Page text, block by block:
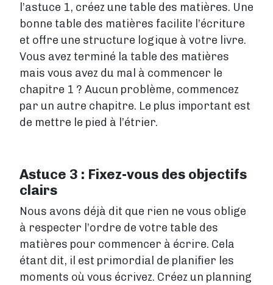
l’astuce 1, créez une table des matières. Une
bonne table des matières facilite l’écriture
et offre une structure logique à votre livre.
Vous avez terminé la table des matières
mais vous avez du mal à commencer le
chapitre 1 ? Aucun problème, commencez
par un autre chapitre. Le plus important est
de mettre le pied à l’étrier.
Astuce 3 : Fixez-vous des objectifs
clairs
Nous avons déjà dit que rien ne vous oblige
à respecter l’ordre de votre table des
matières pour commencer à écrire. Cela
étant dit, il est primordial de planifier les
moments où vous écrivez. Créez un planning